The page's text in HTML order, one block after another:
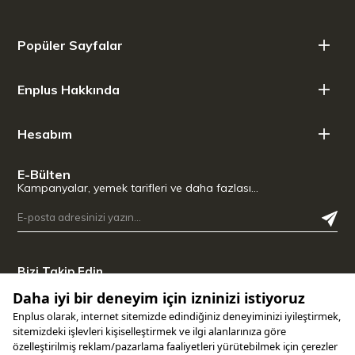
Popüler Sayfalar
Enplus Hakkında
Hesabım
E-Bülten
Kampanyalar, yemek tarifleri ve daha fazlası…
Bizi Takip Edin